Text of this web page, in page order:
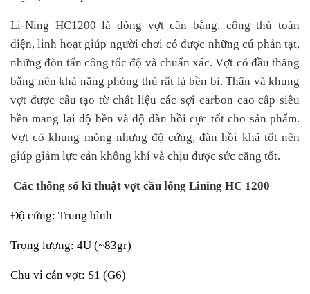
Li-Ning HC1200 là dòng vợt cân bằng, công thủ toàn
diện, linh hoạt giúp người chơi có được những cú phản tạt,
những đòn tấn công tốc độ và chuẩn xác. Vợt có đầu thăng
bằng nên khả năng phòng thủ rất là bền bỉ. Thân và khung
vợt được cấu tạo từ chất liệu các sợi carbon cao cấp siêu
bền mang lại độ bền và độ đàn hồi cực tốt cho sản phẩm.
Vợt có khung mỏng nhưng độ cứng, đàn hồi khá tốt nên
giúp giảm lực cản không khí và chịu được sức căng tốt.
Các thông số kĩ thuật vợt cầu lông Lining HC 1200
Độ cứng: Trung bình
Trọng lượng: 4U (~83gr)
Chu vi cán vợt: S1 (G6)